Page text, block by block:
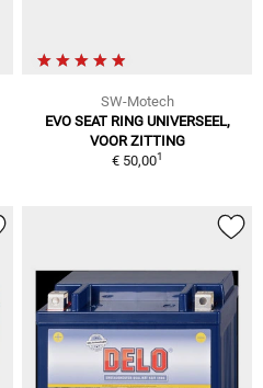
SW-Motech
EVO SEAT RING UNIVERSEEL,
VOOR ZITTING
€ 50,001